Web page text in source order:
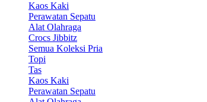
Kaos Kaki
Perawatan Sepatu
Alat Olahraga
Crocs Jibbitz
Semua Koleksi Pria
Topi
Tas
Kaos Kaki
Perawatan Sepatu